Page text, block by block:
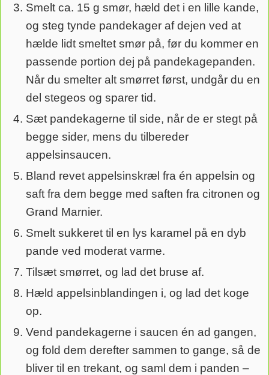
Smelt ca. 15 g smør, hæld det i en lille kande,
og steg tynde pandekager af dejen ved at
hælde lidt smeltet smør på, før du kommer en
passende portion dej på pandekagepanden.
Når du smelter alt smørret først, undgår du en
del stegeos og sparer tid.
Sæt pandekagerne til side, når de er stegt på
begge sider, mens du tilbereder
appelsinsaucen.
Bland revet appelsinskræl fra én appelsin og
saft fra dem begge med saften fra citronen og
Grand Marnier.
Smelt sukkeret til en lys karamel på en dyb
pande ved moderat varme.
Tilsæt smørret, og lad det bruse af.
Hæld appelsinblandingen i, og lad det koge
op.
Vend pandekagerne i saucen én ad gangen,
og fold dem derefter sammen to gange, så de
bliver til en trekant, og saml dem i panden –